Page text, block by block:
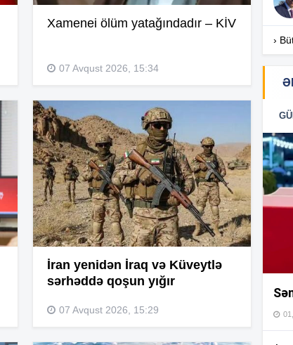
Xamenei ölüm yatağındadır – KİV
07 Avqust 2026, 15:34
İran yenidən İraq və Küveytlə
sərhəddə qoşun yığır
07 Avqust 2026, 15:29
›